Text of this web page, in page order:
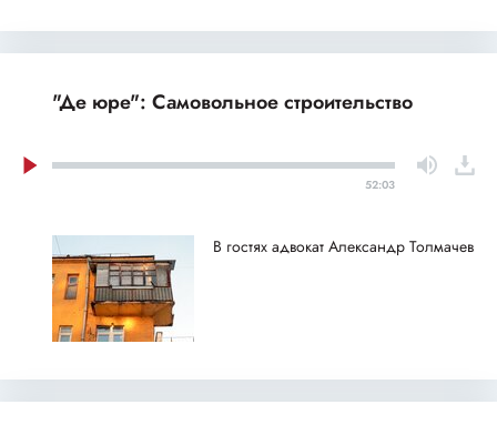
"Де юре": Самовольное строительство
52:03
В гостях адвокат Александр Толмачев